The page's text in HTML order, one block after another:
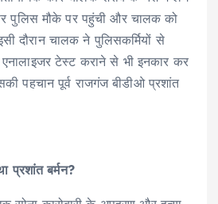
पुलिस मौके पर पहुंची और चालक को
दौरान चालक ने पुलिसकर्मियों से
टेस्ट कराने से भी इनकार कर
पहचान पूर्व राजगंज बीडीओ प्रशांत
प्रशांत बर्मन?